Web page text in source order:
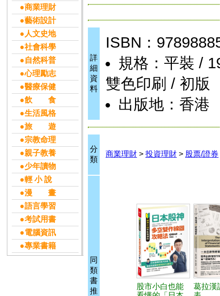
●商業理財
●藝術設計
●人文史地
●社會科學
●自然科普
●心理勵志
●醫療保健
●飲 食
●生活風格
●旅 遊
●宗教命理
●親子教養
●少年讀物
●輕 小 說
●漫 畫
●語言學習
●考試用書
●電腦資訊
●專業書籍
詳
細
資
料
ISBN：
規格：平裝 /
雙色印刷 / 初版
出版地：香港
分
類
商業理財 > 投資理財 > 股票/證券
同
類
書
推
股市小白也能
葛拉漢